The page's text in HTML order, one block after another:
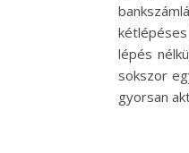
lépés
sokszor
gyorsan